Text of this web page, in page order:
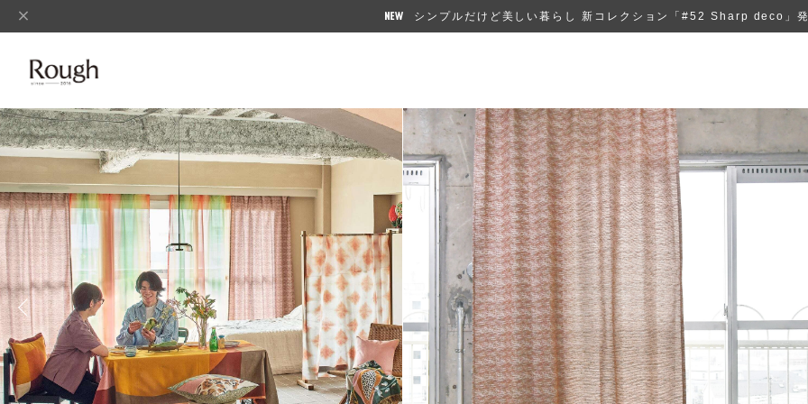
シンプルだけど美しい暮らし 新コレクション「#52 Sharp deco」